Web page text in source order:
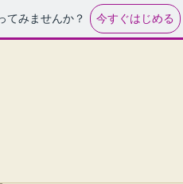
てみませんか？ 今すぐはじめる